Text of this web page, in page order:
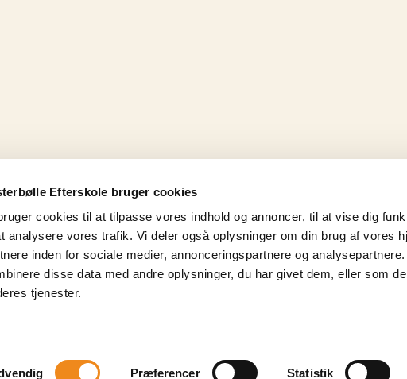
Efterskole bruger cookies
cookies til at tilpasse vores indhold og annoncer, til at vise dig
analysere vores trafik. Vi deler også oplysninger om din brug af vores
inden for sociale medier, annonceringspartnere og
disse data med andre oplysninger, du har givet dem, eller som
tjenester.
Præferencer Statistik
område i
og meget
Kontaktoplysninger
Mail: kontakt@v-e.dk
MobilePay: 205433